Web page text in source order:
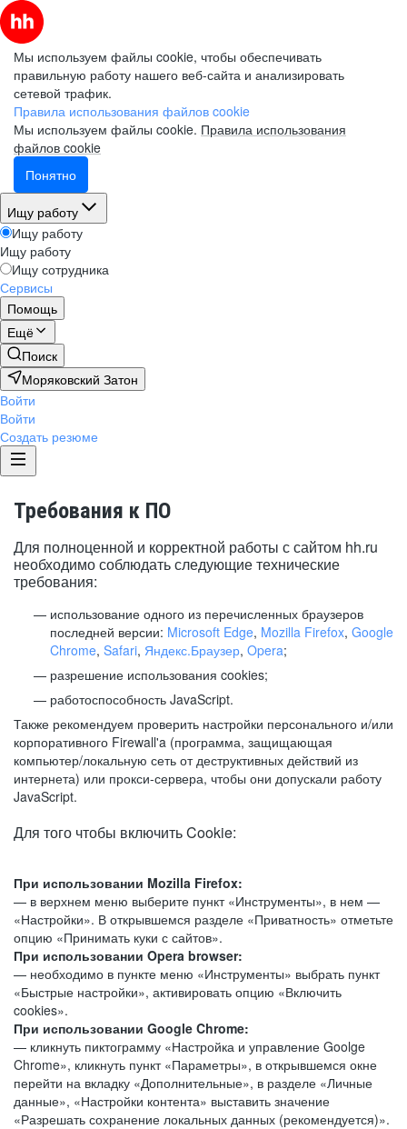
Мы используем файлы cookie, чтобы обеспечивать
правильную работу нашего веб-сайта и анализировать
сетевой трафик.
Правила использования файлов cookie
Мы используем файлы cookie. Правила использования
файлов cookie
Понятно
Ищу работу
Ищу работу
Ищу работу
Ищу сотрудника
Сервисы
Помощь
Ещё
Поиск
Моряковский Затон
Войти
Войти
Создать резюме
Требования к ПО
Для полноценной и корректной работы с сайтом hh.ru
необходимо соблюдать следующие технические
требования:
использование одного из перечисленных браузеров
последней версии: Microsoft Edge, Mozilla Firefox, Google
Chrome, Safari, Яндекс.Браузер, Opera;
разрешение использования cookies;
работоспособность JavaScript.
Также рекомендуем проверить настройки персонального и/или
корпоративного Firewall'a (программа, защищающая
компьютер/локальную сеть от деструктивных действий из
интернета) или прокси-сервера, чтобы они допускали работу
JavaScript.
Для того чтобы включить Cookie:
При использовании Mozilla Firefox:
— в верхнем меню выберите пункт «Инструменты», в нем —
«Настройки». В открывшемся разделе «Приватность» отметьте
опцию «Принимать куки с сайтов».
При использовании Opera browser:
— необходимо в пункте меню «Инструменты» выбрать пункт
«Быстрые настройки», активировать опцию «Включить
cookies».
При использовании Google Chrome:
— кликнуть пиктограмму «Настройка и управление Goolge
Chrome», кликнуть пункт «Параметры», в открывшемся окне
перейти на вкладку «Дополнительные», в разделе «Личные
данные», «Настройки контента» выставить значение
«Разрешать сохранение локальных данных (рекомендуется)».